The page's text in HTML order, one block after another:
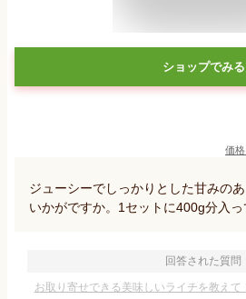
ショップでみる
価
ジューシーでしっかりとした甘みの
いかがですか。1セットに400g分入っ
回答された質問
お取り寄せできる美味しいライチを教えて